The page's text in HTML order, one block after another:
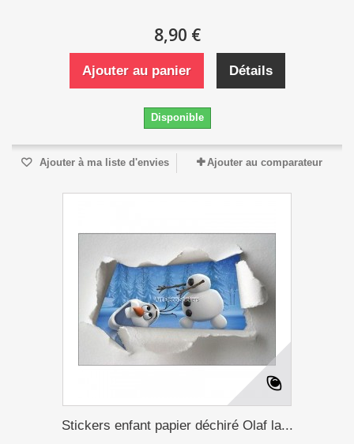
8,90 €
Ajouter au panier Détails
Disponible
Ajouter à ma liste d'envies Ajouter au comparateur
Stickers enfant papier déchiré Olaf la...